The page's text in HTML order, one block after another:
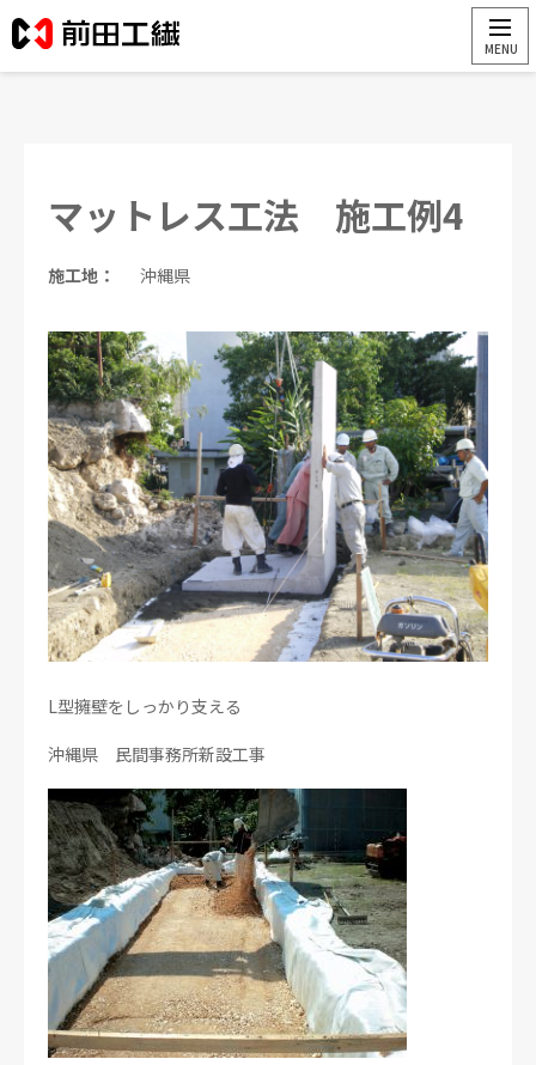
マットレス工法 施工例4
施工地： 沖縄県
L型擁壁をしっかり支える
沖縄県 民間事務所新設工事